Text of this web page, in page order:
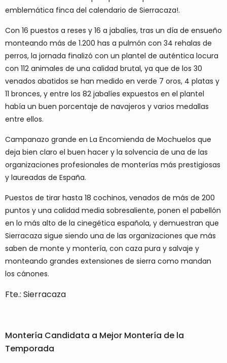
emblemática finca del calendario de Sierracaza!.
Con 16 puestos a reses y 16 a jabalíes, tras un día de ensueño
monteando más de 1.200 has a pulmón con 34 rehalas de
perros, la jornada finalizó con un plantel de auténtica locura
con 112 animales de una calidad brutal, ya que de los 30
venados abatidos se han medido en verde 7 oros, 4 platas y
11 bronces, y entre los 82 jabalíes expuestos en el plantel
había un buen porcentaje de navajeros y varios medallas
entre ellos.
Campanazo grande en La Encomienda de Mochuelos que
deja bien claro el buen hacer y la solvencia de una de las
organizaciones profesionales de monterías más prestigiosas
y laureadas de España.
Puestos de tirar hasta 18 cochinos, venados de más de 200
puntos y una calidad media sobresaliente, ponen el pabellón
en lo más alto de la cinegética española, y demuestran que
Sierracaza sigue siendo una de las organizaciones que más
saben de monte y montería, con caza pura y salvaje y
monteando grandes extensiones de sierra como mandan
los cánones.
Fte.: Sierracaza
Montería Candidata a Mejor Montería de la
Temporada